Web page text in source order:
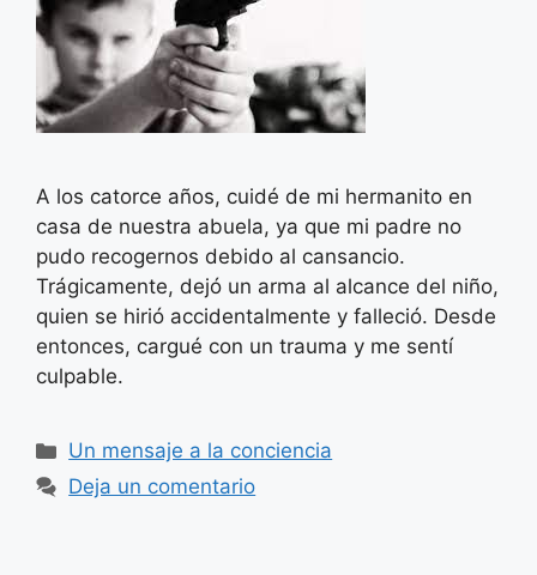
A los catorce años, cuidé de mi hermanito en
casa de nuestra abuela, ya que mi padre no
pudo recogernos debido al cansancio.
Trágicamente, dejó un arma al alcance del niño,
quien se hirió accidentalmente y falleció. Desde
entonces, cargué con un trauma y me sentí
culpable.
Categorías
Un mensaje a la conciencia
Deja un comentario